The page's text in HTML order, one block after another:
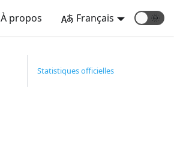
À propos Français 🌞
Statistiques officielles